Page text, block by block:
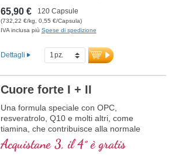
65,90 € 120 Capsule
(732,22 €/kg, 0,55 €/Capsula)
IVA inclusa più Spese di spedizione
Dettagli
Cuore forte I + II
Una formula speciale con OPC,
resveratrolo, Q10 e molti altri, come
tiamina, che contribuisce alla normale
funzione cardiaca. (Formula 1 e Formula
2)
Acquistane 3, il 4° è gratis